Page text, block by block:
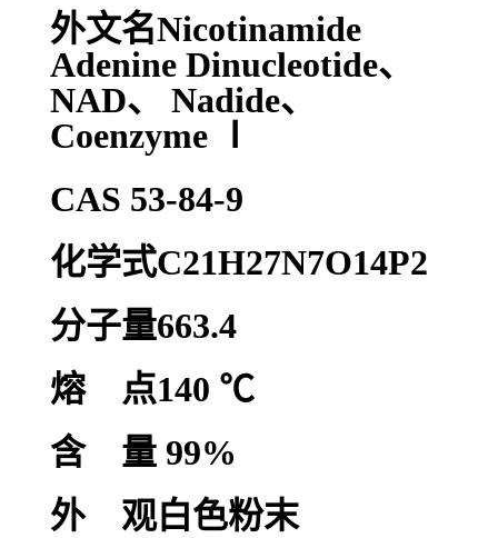
外文名Nicotinamide
Adenine Dinucleotide、
NAD、 Nadide、
Coenzyme Ⅰ
CAS 53-84-9
化学式C21H27N7O14P2
分子量663.4
熔 点140 ℃
含 量 99%
外 观白色粉末